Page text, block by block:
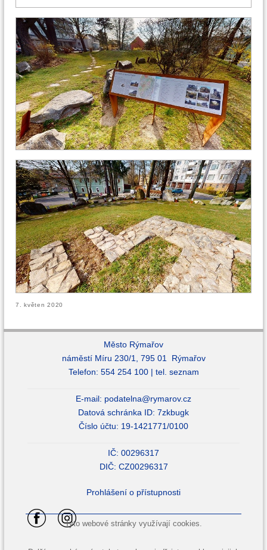
7. květen 2020
Město Rýmařov
náměstí Míru 230/1, 795 01 Rýmařov
Telefon: 554 254 100 | tel. seznam
E-mail: podatelna@rymarov.cz
Datová schránka ID: 7zkbugk
Číslo účtu: 19-1421771/0100
IČ: 00296317
DIČ: CZ00296317
Prohlášení o přístupnosti
Tyto webové stránky využívají cookies.